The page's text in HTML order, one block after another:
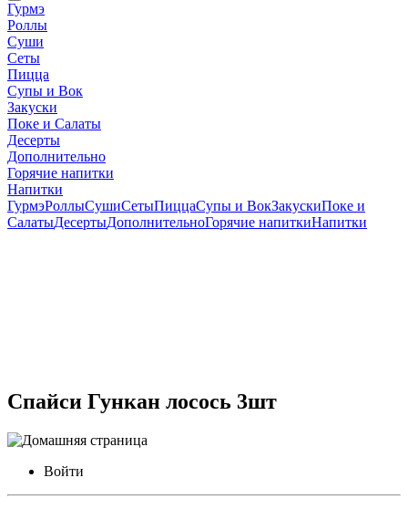
Гурмэ
Роллы
Суши
Сеты
Пицца
Супы и Вок
Закуски
Поке и Салаты
Десерты
Дополнительно
Горячие напитки
Напитки
ГурмэРоллыСушиСетыПиццаСупы и ВокЗакускиПоке и
СалатыДесертыДополнительноГорячие напиткиНапитки
Спайси Гункан лосось 3шт
Войти